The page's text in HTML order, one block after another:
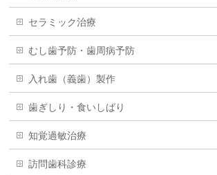
セラミック治療
むし歯予防・歯周病予防
入れ歯（義歯）製作
歯ぎしり・食いしばり
知覚過敏治療
訪問歯科診療